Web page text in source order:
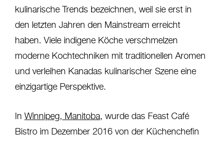
kulinarische Trends bezeichnen, weil sie erst in
den letzten Jahren den Mainstream erreicht
haben. Viele indigene Köche verschmelzen
moderne Kochtechniken mit traditionellen Aromen
und verleihen Kanadas kulinarischer Szene eine
einzigartige Perspektive.
In Winnipeg, Manitoba, wurde das Feast Café
Bistro im Dezember 2016 von der Küchenchefin